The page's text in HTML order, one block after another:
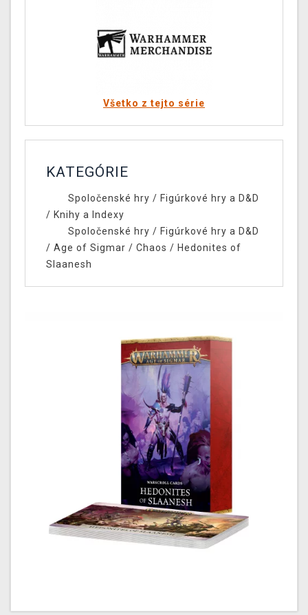
Všetko z tejto série
KATEGÓRIE
Spoločenské hry / Figúrkové hry a D&D
/ Knihy a Indexy
Spoločenské hry / Figúrkové hry a D&D
/ Age of Sigmar / Chaos / Hedonites of
Slaanesh